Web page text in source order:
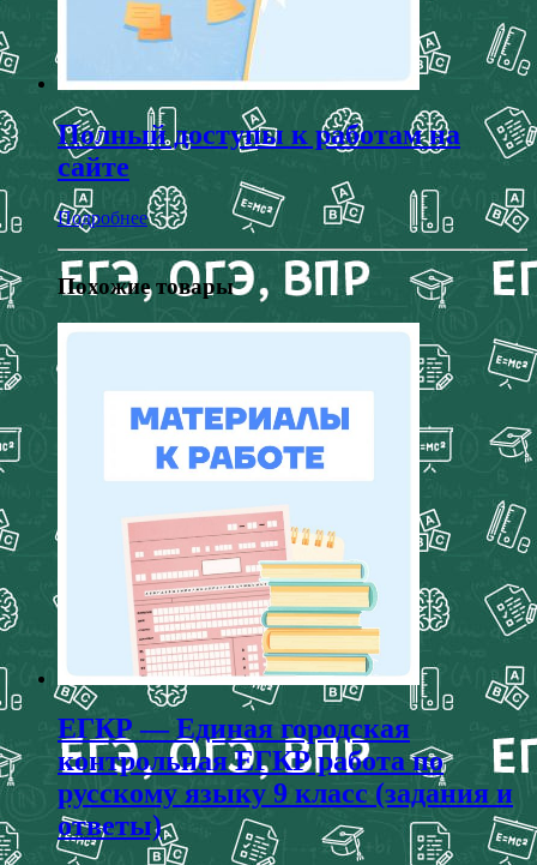
Полный доступы к работам на
сайте
Подробнее
Похожие товары
ЕГКР — Единая городская
контрольная ЕГКР работа по
русскому языку 9 класс (задания и
ответы)